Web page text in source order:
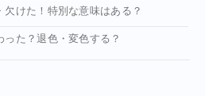
欠けた！特別な意味はある？
った？退色・変色する？